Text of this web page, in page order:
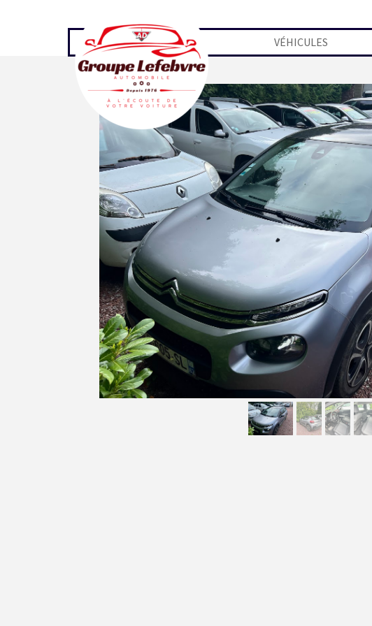
VÉHICULES